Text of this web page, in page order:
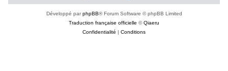
Développé parphpBB® Forum Software © phpBB Limited
Traduction française officielle ©Qiaeru
Confidentialité | Conditions